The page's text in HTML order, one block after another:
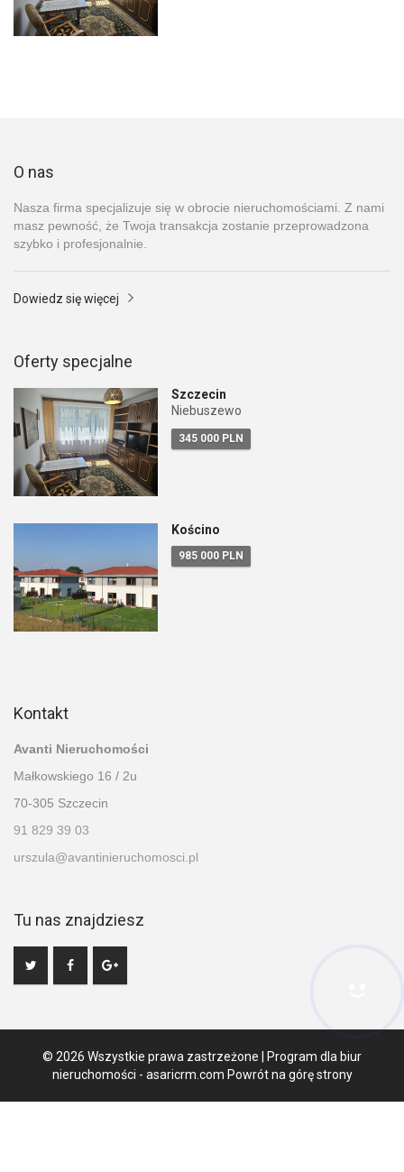
O nas
Nasza firma specjalizuje się w obrocie nieruchomościami. Z nami
masz pewność, że Twoja transakcja zostanie przeprowadzona
szybko i profesjonalnie.
Dowiedz się więcej
Oferty specjalne
Szczecin
Niebuszewo
345 000 PLN
Kościno
985 000 PLN
Kontakt
Avanti Nieruchomości
Małkowskiego 16 / 2u
70-305 Szczecin
91 829 39 03
urszula@avantinieruchomosci.pl
Tu nas znajdziesz
© 2026 Wszystkie prawa zastrzeżone | Program dla biur
nieruchomości - asaricrm.com Powrót na górę strony